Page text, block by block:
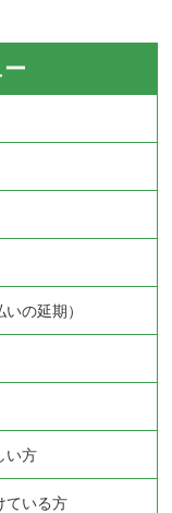
の延期）
い方
ている方